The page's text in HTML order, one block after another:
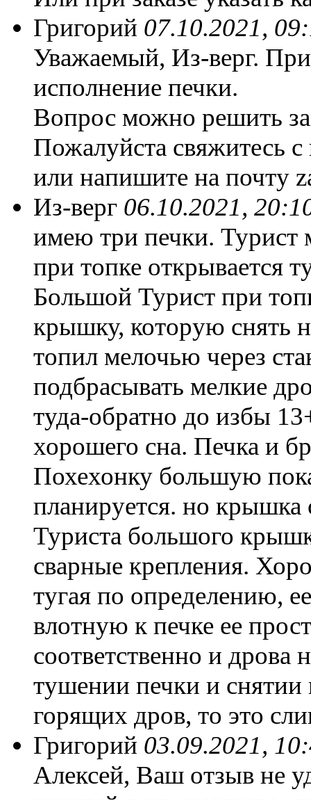
Григорий 07.10.2021,
Уважаемый, Из-верг.
исполнение печки.
Вопрос можно решить
Пожалуйста свяжитесь
или напишите на почту
Из-верг 06.10.2021,
имею три печки. Турист
при топке открывается
Большой Турист при
крышку, которую снять
топил мелочью через
подбрасывать мелкие
туда-обратно до избы
хорошего сна. Печка и
Похехонку большую
планируется. но крышка
Туриста большого
сварные крепления.
тугая по определению,
влотную к печке ее
соответственно и дрова
тушении печки и
горящих дров, то это
Григорий 03.09.2021,
Алексей, Ваш отзыв не